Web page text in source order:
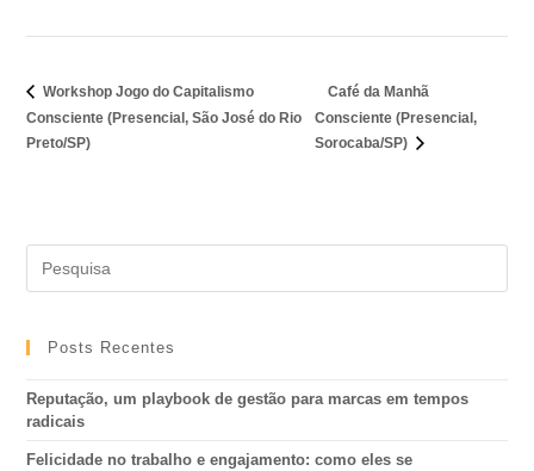
Workshop Jogo do Capitalismo
Consciente (Presencial, São José do Rio
Preto/SP)
Café da Manhã
Consciente (Presencial,
Sorocaba/SP)
Posts Recentes
Reputação, um playbook de gestão para marcas em tempos
radicais
Felicidade no trabalho e engajamento: como eles se